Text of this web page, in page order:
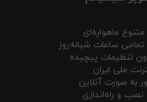
ماهواره‌ای
تمامی ساعات شبانه‌روز
تنظیمات پیچیده
ملی ایران
به صورت آنلاین
و راه‌اندازی